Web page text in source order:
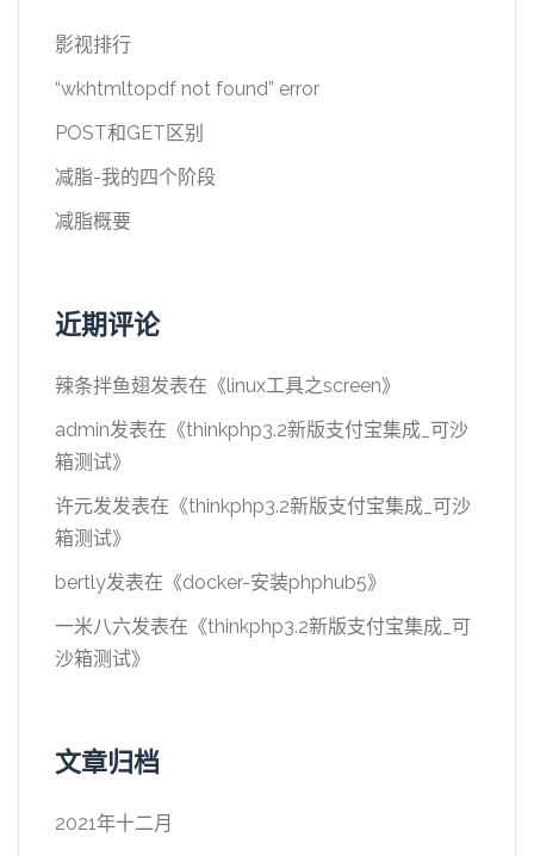
影视排行
“wkhtmltopdf not found” error
POST和GET区别
减脂-我的四个阶段
减脂概要
近期评论
辣条拌鱼翅发表在《linux工具之screen》
admin发表在《thinkphp3.2新版支付宝集成_可沙
箱测试》
许元发发表在《thinkphp3.2新版支付宝集成_可沙
箱测试》
bertly发表在《docker-安装phphub5》
一米八六发表在《thinkphp3.2新版支付宝集成_可
沙箱测试》
文章归档
2021年十二月